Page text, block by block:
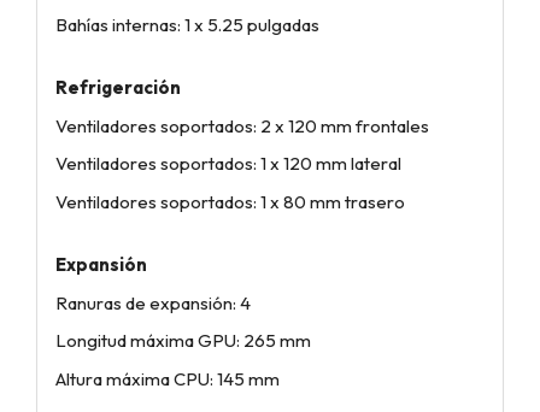
Bahías internas: 1 x 5.25 pulgadas
Refrigeración
Ventiladores soportados: 2 x 120 mm frontales
Ventiladores soportados: 1 x 120 mm lateral
Ventiladores soportados: 1 x 80 mm trasero
Expansión
Ranuras de expansión: 4
Longitud máxima GPU: 265 mm
Altura máxima CPU: 145 mm